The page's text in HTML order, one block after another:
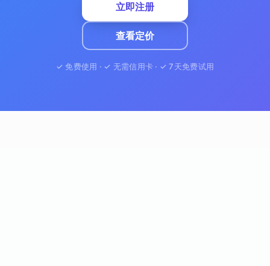
立即注册
查看定价
✓ 免费使用 · ✓ 无需信用卡 · ✓ 7天免费试用